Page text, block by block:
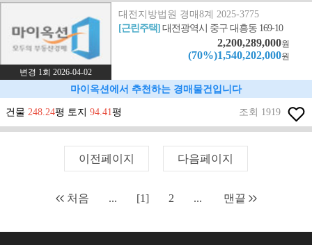
변경 1회 2026-04-02
대전지방법원 경매8계 2025-3775
[근린주택]대전광역시 중구 대흥동 169-10
2,200,289,000원
(70%)1,540,202,000원
마이옥션에서 추천하는 경매물건입니다
건물 248.24평 토지 94.41평 조회 1919
이전페이지 다음페이지
처음 ... [1] 2 ... 맨끝